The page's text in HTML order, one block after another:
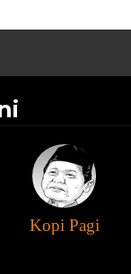
Kopi Pagi